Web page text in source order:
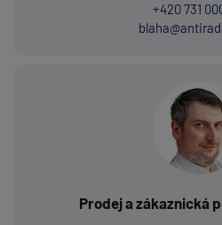
+420 731
Prodej a zákaznická